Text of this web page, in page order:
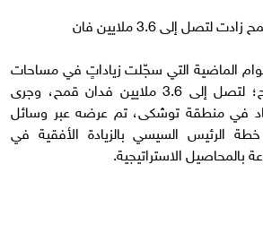
إلى 3.6 ملايين فان
الماضية التي سجّلت زياداتٍ في مساحات
الأراضي المرزعة بالقمح؛ لتصل إلى 3.6 ملايين فدان قمح، وجرى
في منطقة توشكى، تم عرضه عبر وسائل
خطة الرئيس السيسي بالزيادة الأفقية في
بالمحاصيل الاستراتيجية.